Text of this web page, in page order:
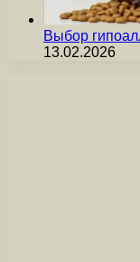
Выбор
13.02.2026